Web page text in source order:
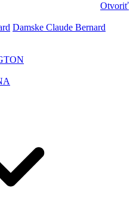
Otvoriť
Damske Claude Bernard